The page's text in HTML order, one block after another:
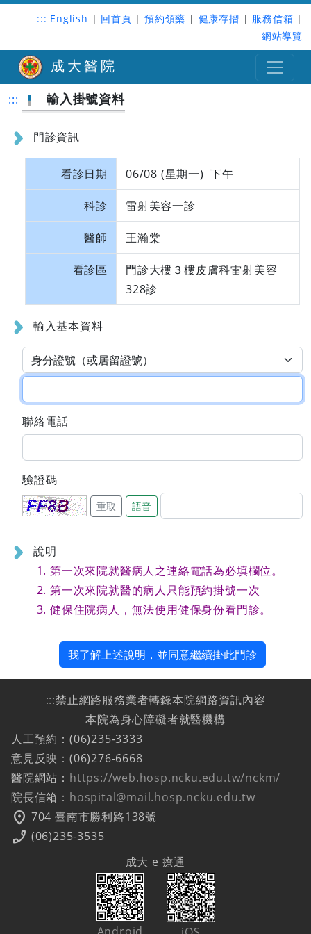
::: English | 回首頁 | 預約領藥 | 健康存摺 | 服務信箱 |
網站導覽
成大醫院
::: 輸入掛號資料
門診資訊
看診日期 06/08 (星期一) 下午
科診 雷射美容一診
醫師 王瀚棠
看診區
門診大樓３樓皮膚科雷射美容
328診
輸入基本資料
聯絡電話
驗證碼
重取 語音
說明
第一次來院就醫病人之連絡電話為必填欄位。
第一次來院就醫的病人只能預約掛號一次
健保住院病人，無法使用健保身份看門診。
我了解上述說明，並同意繼續掛此門診
:::禁止網路服務業者轉錄本院網路資訊內容
本院為身心障礙者就醫機構
人工預約：(06)235-3333
意見反映：(06)276-6668
醫院網站： https://web.hosp.ncku.edu.tw/nckm/
院長信箱： hospital@mail.hosp.ncku.edu.tw
location_on 704 臺南市勝利路138號
phone_enabled (06)235-3535
成大 e 療通